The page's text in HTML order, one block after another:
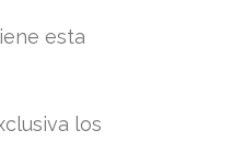
esta
los